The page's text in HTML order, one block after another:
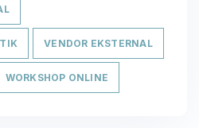
VENDOR EKSTERNAL
WORKSHOP ONLINE